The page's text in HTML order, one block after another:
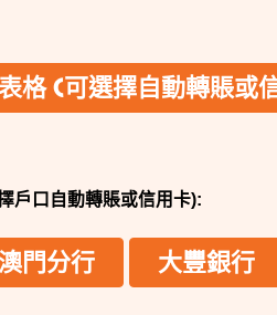
格 (可選擇自動轉賬或
戶口自動轉賬或信用卡):
門分行 大豐銀行